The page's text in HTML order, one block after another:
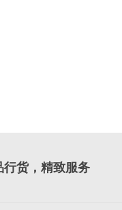
行货，精致服务